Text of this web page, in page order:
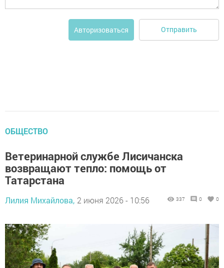
Авторизоваться Отправить
ОБЩЕСТВО
Ветеринарной службе Лисичанска
возвращают тепло: помощь от
Татарстана
Лилия Михайлова, 2 июня 2026 - 10:56 337 0 0